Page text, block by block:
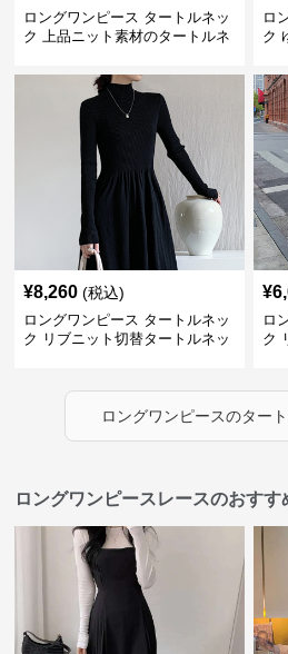
ロングワンピース タートルネッ
ク 上品ニット素材のタートルネ
ロ
ク
¥8,260 (税込)
ロングワンピース タートルネッ
ク リブニット切替タートルネッ
¥
ロ
ク
ロングワンピースのター
ロングワンピースレースのおすす